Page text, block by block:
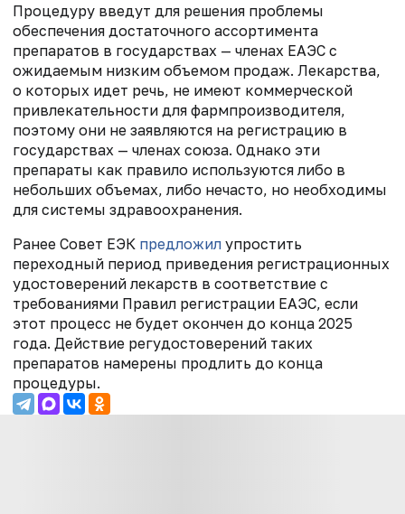
Процедуру введут для решения проблемы
обеспечения достаточного ассортимента
препаратов в государствах — членах ЕАЭС с
ожидаемым низким объемом продаж. Лекарства,
о которых идет речь, не имеют коммерческой
привлекательности для фармпроизводителя,
поэтому они не заявляются на регистрацию в
государствах — членах союза. Однако эти
препараты как правило используются либо в
небольших объемах, либо нечасто, но необходимы
для системы здравоохранения.
Ранее Совет ЕЭК предложил упростить
переходный период приведения регистрационных
удостоверений лекарств в соответствие с
требованиями Правил регистрации ЕАЭС, если
этот процесс не будет окончен до конца 2025
года. Действие регудостоверений таких
препаратов намерены продлить до конца
процедуры.